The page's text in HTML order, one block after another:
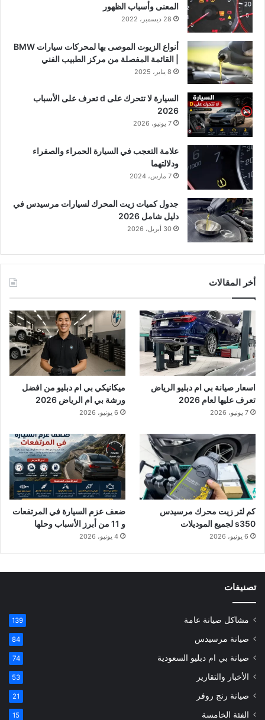
المعنى وأسباب الظهور
28 ديسمبر، 2022
أنواع الزيوت الموصى بها لمحركات سيارات BMW
| القائمة المفصلة من مركز الطبيب الفني
8 يناير، 2025
السيارة لا تتحرك على d تعرف على الأسباب
2026
7 يونيو، 2026
علامة التعجب في السيارة الحمراء والصفراء
ودلالتهما
7 مارس، 2024
جدول كميات زيت المحرك لسيارات مرسيدس في
دليل شامل 2026
30 أبريل، 2026
أخر المقالات
اسعار صيانة بي ام دبليو الرياض
تعرف عليها لعام 2026
7 يونيو، 2026
ميكانيكي بي ام دبليو من افضل
ورشة بي ام الرياض 2026
6 يونيو، 2026
كم لتر زيت محرك مرسيدس
s350 لجميع الموديلات
6 يونيو، 2026
ضعف عزم السيارة في المرتفعات
و 11 من أبرز الأسباب وحلها
4 يونيو، 2026
تصنيفات
مشاكل صيانة عامة 139
صيانة مرسيدس 84
صيانة بي ام دبليو السعودية 74
الأخبار والتقارير 53
صيانة رنج روفر 21
الفئة الخامسة 15